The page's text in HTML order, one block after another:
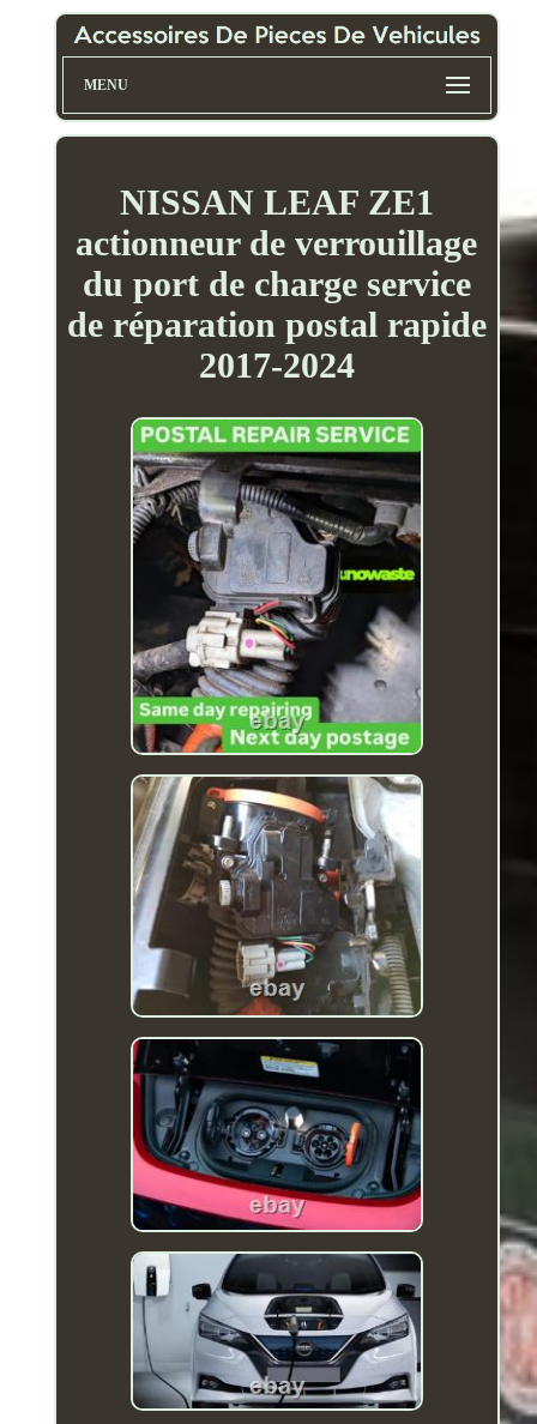
MENU
NISSAN LEAF ZE1
actionneur de verrouillage
du port de charge service
de réparation postal rapide
2017-2024